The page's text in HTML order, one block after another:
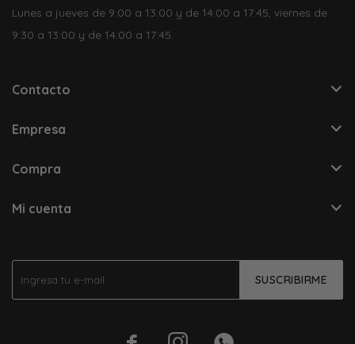
SUSCRIBIRME
Lunes a jueves de 9:00 a 13:00 y de 14:00 a 17:45, viernes de
9:30 a 13:00 y de 14:00 a 17:45.
Contacto
Empresa
Compra
Mi cuenta